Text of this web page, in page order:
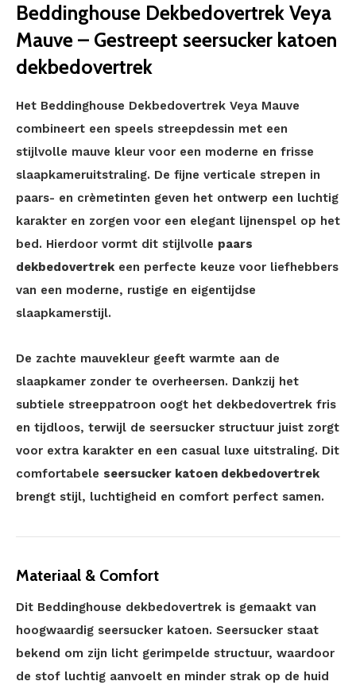
Beddinghouse Dekbedovertrek Veya
Mauve – Gestreept seersucker katoen
dekbedovertrek
Het Beddinghouse Dekbedovertrek Veya Mauve
combineert een speels streepdessin met een
stijlvolle mauve kleur voor een moderne en frisse
slaapkameruitstraling. De fijne verticale strepen in
paars- en crèmetinten geven het ontwerp een luchtig
karakter en zorgen voor een elegant lijnenspel op het
bed. Hierdoor vormt dit stijlvolle paars
dekbedovertrekeen perfecte keuze voor liefhebbers
van een moderne, rustige en eigentijdse
slaapkamerstijl.
De zachte mauvekleur geeft warmte aan de
slaapkamer zonder te overheersen. Dankzij het
subtiele streeppatroon oogt het dekbedovertrek fris
en tijdloos, terwijl de seersucker structuur juist zorgt
voor extra karakter en een casual luxe uitstraling. Dit
comfortabele seersucker katoen dekbedovertrek
brengt stijl, luchtigheid en comfort perfect samen.
Materiaal & Comfort
Dit Beddinghouse dekbedovertrek is gemaakt van
hoogwaardig seersucker katoen. Seersucker staat
bekend om zijn licht gerimpelde structuur, waardoor
de stof luchtig aanvoelt en minder strak op de huid